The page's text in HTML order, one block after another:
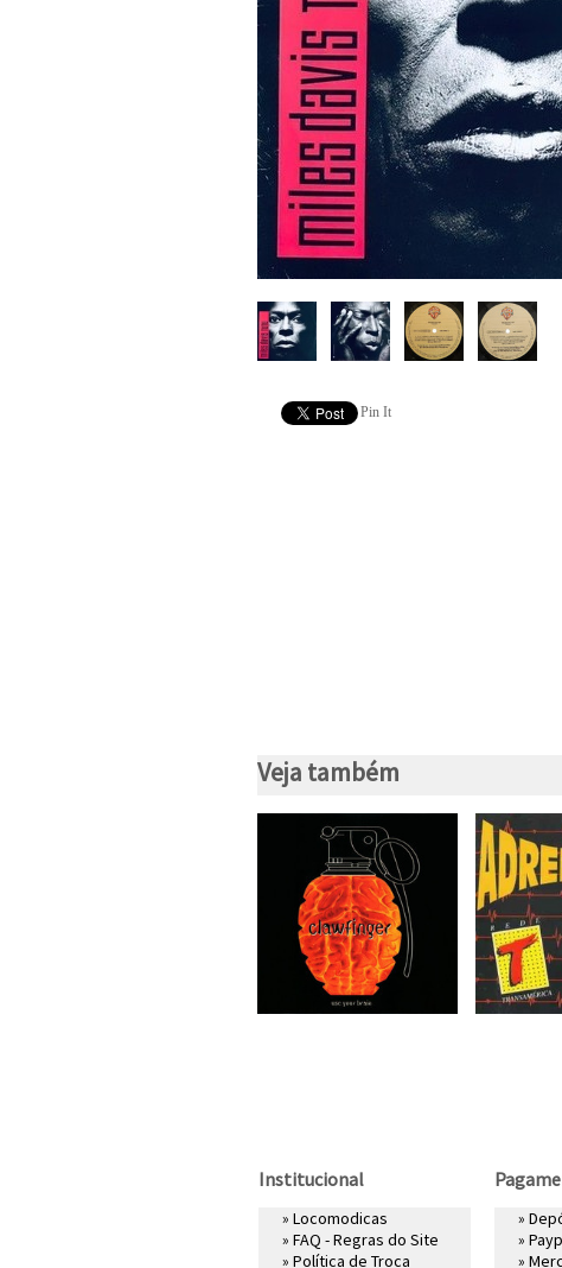
Pin It
Veja também
Institucional
» Locomodicas
» FAQ - Regras do Site
» Política de Troca
»
»
»